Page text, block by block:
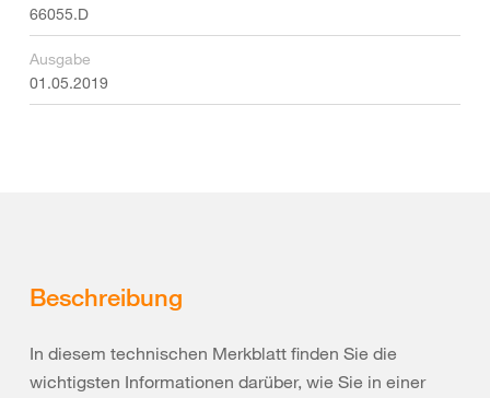
66055.D
Ausgabe
01.05.2019
Beschreibung
In diesem technischen Merkblatt finden Sie die
wichtigsten Informationen darüber, wie Sie in einer